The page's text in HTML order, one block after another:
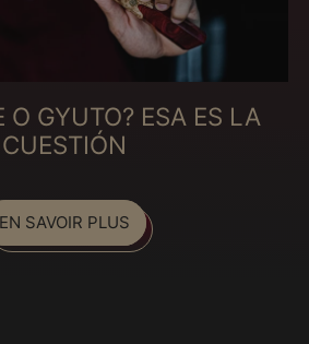
O GYUTO? ESA ES LA
CUESTIÓN
EN SAVOIR PLUS